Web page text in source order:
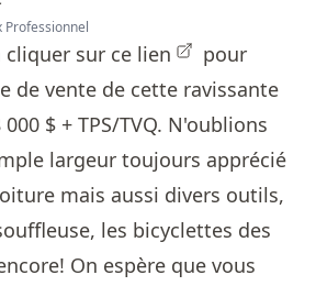
Professionnel
cliquer sur ce lien
pour
de vente de cette ravissante
$ + TPS/TVQ. N'oublions
largeur toujours apprécié
mais aussi divers outils,
les bicyclettes des
On espère que vous